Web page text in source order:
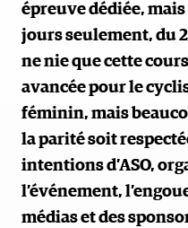
épreuve dédiée,
jours seulement, du
ne nie que cette
avancée pour le
féminin, mais
la parité soit
intentions d’ASO,
l’événement,
médias et des